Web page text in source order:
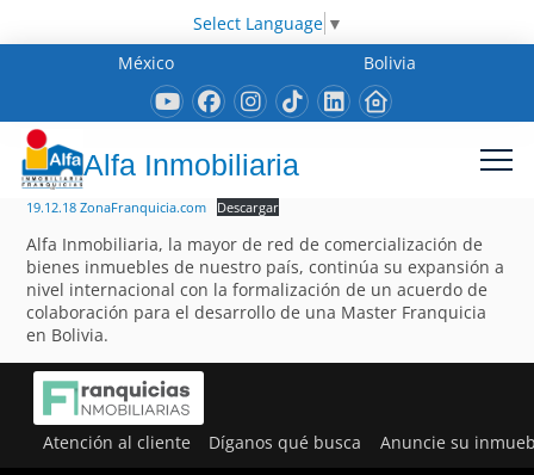
Select Language ▼
México
Bolivia
Alfa Inmobiliaria
19.12.18 ZonaFranquicia.com Descargar
Alfa Inmobiliaria, la mayor de red de comercialización de
bienes inmuebles de nuestro país, continúa su expansión a
nivel internacional con la formalización de un acuerdo de
colaboración para el desarrollo de una Master Franquicia
en Bolivia.
Atención al cliente Díganos qué busca Anuncie su